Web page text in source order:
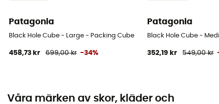
Patagonia
Black Hole Cube - Large - Packing Cube
458,73 kr 699,00 kr -34%
Patagonia
Black Hole Cube -
352,19 kr 549,00 kr
Våra märken av skor, kläder och